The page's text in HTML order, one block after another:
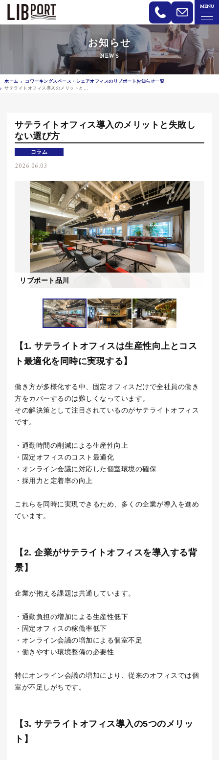
MENU
LIBPORT リブポート | コワーキング
お知らせ
NEWS
ホーム
コワーキングスペース・シェアオフィスのリブポートお知らせ一覧
サテライトオフィス導入のメリットと...
サテライトオフィス導入のメリットと失敗し
ない選び方
コラム
2026.06.03
リブポート品川
【1. サテライトオフィスは生産性向上とコス
ト最適化を同時に実現する】
働き方が多様化する中、固定オフィスだけで全社員の働き
方をカバーするのは難しくなっています。
その解決策として注目されているのがサテライトオフィス
です。
・通勤時間の削減による生産性向上
・固定オフィスのコスト最適化
・オンライン会議に対応した個室環境の確保
・採用力と定着率の向上
これらを同時に実現できるため、多くの企業が導入を進め
ています。
【2. 企業がサテライトオフィスを導入する背
景】
企業が抱える課題は共通しています。
・通勤負担の増加による生産性低下
・固定オフィスの稼働率低下
・オンライン会議の増加による個室不足
・働きやすい環境整備の必要性
特にオンライン会議の増加により、従来のオフィスでは個
室が不足しがちです。
【3. サテライトオフィス導入の5つのメリッ
ト】